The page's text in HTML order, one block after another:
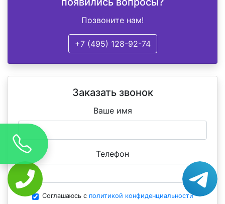
Позвоните нам!
+7 (495) 128-92-74
Заказать звонок
Ваше имя
Телефон
Соглашаюсь с политикой конфиденциальности